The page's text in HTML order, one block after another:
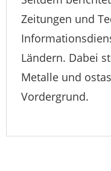
Zeitungen und
Ländern. Dabei
Metalle und
Vordergrund.